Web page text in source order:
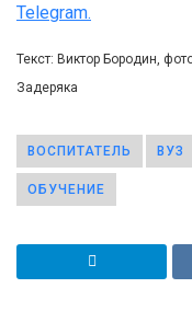
Telegram.
Текст: Виктор Бородин,
Задеряка
ВОСПИТАТЕЛЬ ВУЗ
ОБУЧЕНИЕ